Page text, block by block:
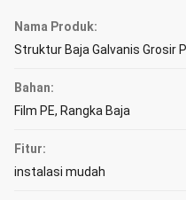
Nama Produk:
Struktur Baja Galvanis Grosir
Bahan:
Film PE, Rangka Baja
Fitur:
instalasi mudah